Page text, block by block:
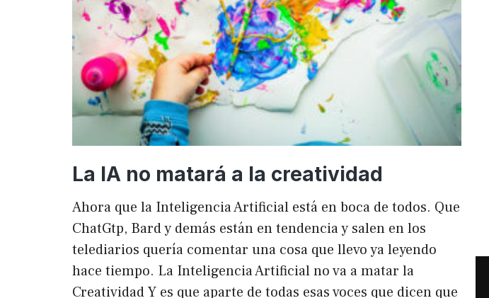
La IA no matará a la creatividad
Ahora que la Inteligencia Artificial está en boca de todos. Que
ChatGtp, Bard y demás están en tendencia y salen en los
telediarios quería comentar una cosa que llevo ya leyendo
hace tiempo. La Inteligencia Artificial no va a matar la
Creatividad Y es que aparte de todas esas voces que dicen que